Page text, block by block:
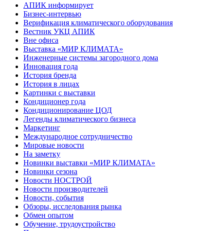
АПИК информирует
Бизнес-интервью
Верификация климатического оборудования
Вестник УКЦ АПИК
Вне офиса
Выставка «МИР КЛИМАТА»
Инженерные системы загородного дома
Инновация года
История бренда
История в лицах
Картинки с выставки
Кондиционер года
Кондиционирование ЦОД
Легенды климатического бизнеса
Маркетинг
Международное сотрудничество
Мировые новости
На заметку
Новинки выставки «МИР КЛИМАТА»
Новинки сезона
Новости НОСТРОЙ
Новости производителей
Новости, события
Обзоры, исследования рынка
Обмен опытом
Обучение, трудоустройство